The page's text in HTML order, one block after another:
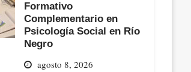
Formativo
Complementario en
Psicología Social en Río
Negro
agosto 8, 2026